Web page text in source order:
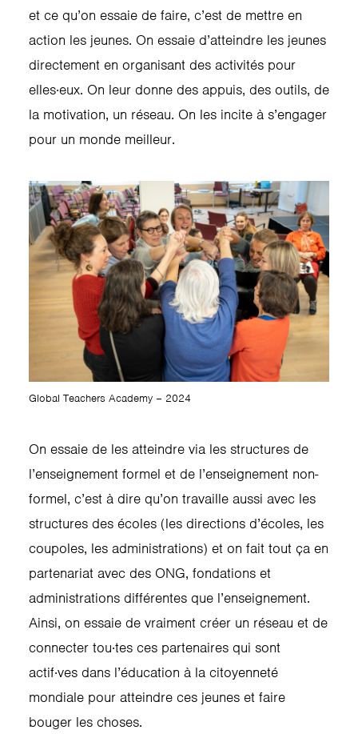
et ce qu’on essaie de faire, c’est de mettre en
action les jeunes. On essaie d’atteindre les jeunes
directement en organisant des activités pour
elles·eux. On leur donne des appuis, des outils, de
la motivation, un réseau. On les incite à s’engager
pour un monde meilleur.
Global Teachers Academy – 2024
On essaie de les atteindre via les structures de
l’enseignement formel et de l’enseignement non-
formel, c’est à dire qu’on travaille aussi avec les
structures des écoles (les directions d’écoles, les
coupoles, les administrations) et on fait tout ça en
partenariat avec des ONG, fondations et
administrations différentes que l’enseignement.
Ainsi, on essaie de vraiment créer un réseau et de
connecter tou·tes ces partenaires qui sont
actif·ves dans l’éducation à la citoyenneté
mondiale pour atteindre ces jeunes et faire
bouger les choses.